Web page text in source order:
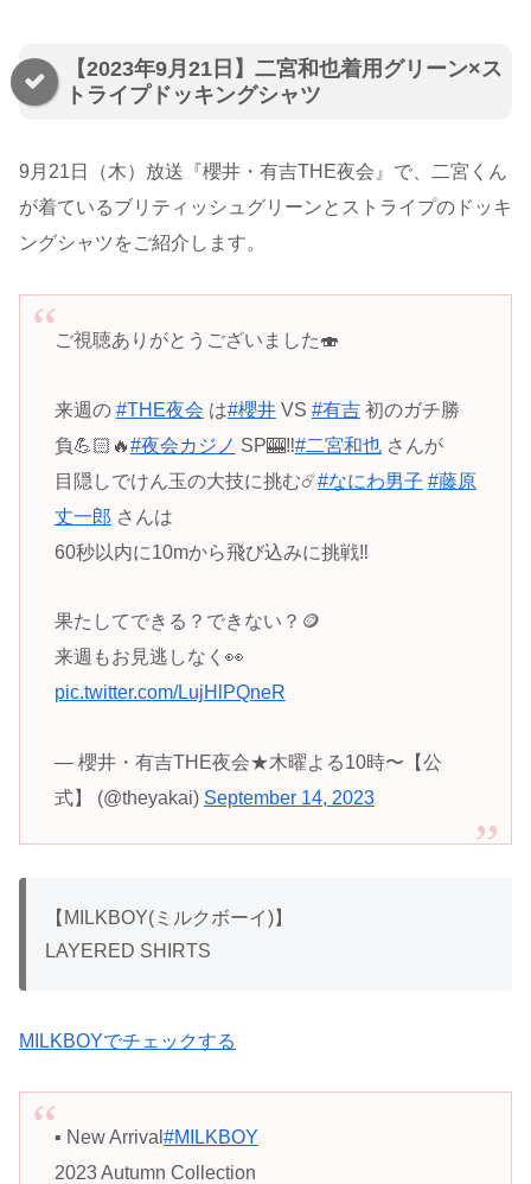
【2023年9月21日】二宮和也着用グリーン×ス
トライプドッキングシャツ
9月21日（木）放送『櫻井・有吉THE夜会』で、二宮くん
が着ているブリティッシュグリーンとストライプのドッキ
ングシャツをご紹介します。
ご視聴ありがとうございました🍣
来週の #THE夜会 は#櫻井VS #有吉初のガチ勝
負💪🏻🔥#夜会カジノ SP🎰‼️#二宮和也さんが
目隠しでけん玉の大技に挑む☄️#なにわ男子 #藤原
丈一郎 さんは
60秒以内に10mから飛び込みに挑戦‼️
果たしてできる？できない？🪙
来週もお見逃しなく👀
pic.twitter.com/LujHlPQneR
— 櫻井・有吉THE夜会★木曜よる10時〜【公
式】 (@theyakai) September 14, 2023
【MILKBOY(ミルクボーイ)】
LAYERED SHIRTS
MILKBOYでチェックする
▪️ New Arrival #MILKBOY
2023 Autumn Collection